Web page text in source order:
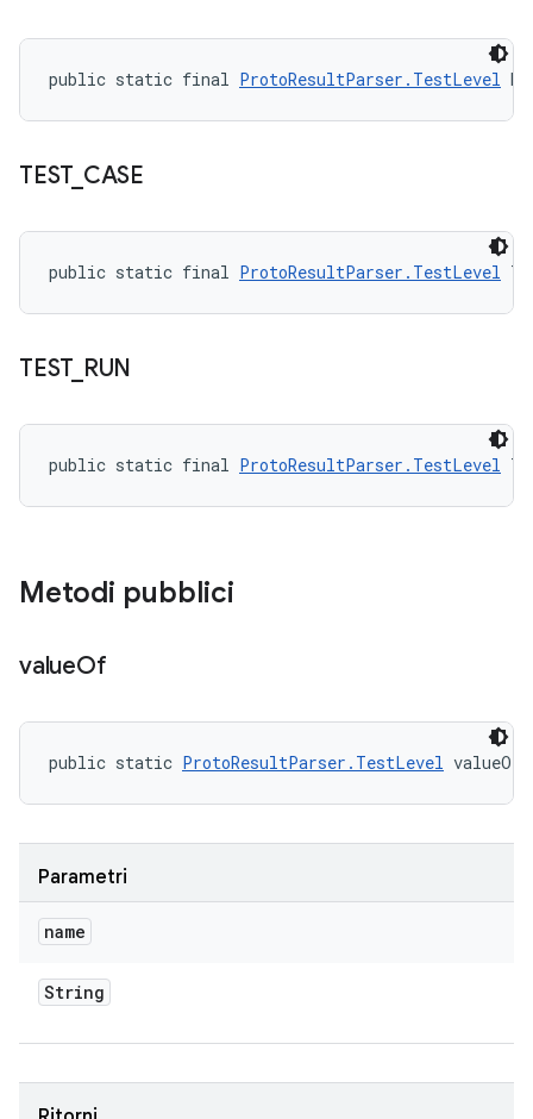
public static final ProtoResultParser.TestLevel
TEST_ CASE
public static final ProtoResultParser.TestLevel
TEST_ RUN
public static final ProtoResultParser.TestLevel
Metodi pubblici
valueOf
public static ProtoResultParser.TestLevel valueOf
Parametri
name
String